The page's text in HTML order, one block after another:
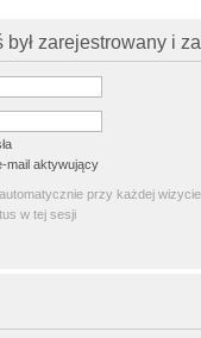
zarejestrowany i
mail aktywujący
przy każdej wizycie
w tej sesji